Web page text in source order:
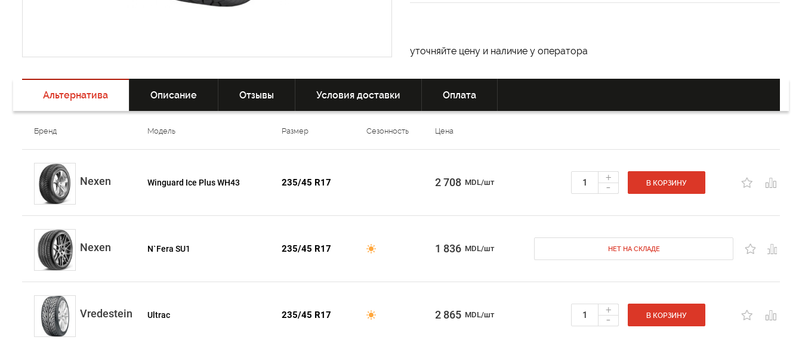
уточняйте цену и наличие у оператора
Альтернатива Описание Отзывы Условия доставки Оплата
Бренд Модель Размер Сезонность Цена
Nexen Winguard Ice Plus WH43 235/45 R17 2 708 MDL/шт +
- В КОРЗИНУ
Nexen N`Fera SU1 235/45 R17 1 836 MDL/шт НЕТ НА СКЛАДЕ
Vredestein Ultrac 235/45 R17 2 865 MDL/шт +
- В КОРЗИНУ